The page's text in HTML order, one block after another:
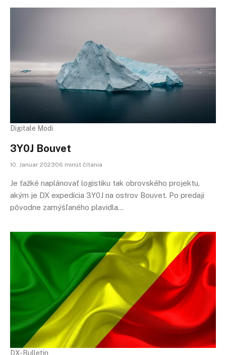
Digitale Modi
3Y0J Bouvet
10. Januar 202306 minút čítania
Je ťažké naplánovať logistiku tak obrovského projektu,
akým je DX expedícia 3Y0J na ostrov Bouvet. Po predaji
pôvodne zamýšľaného plavidla…
DX-Bulletin